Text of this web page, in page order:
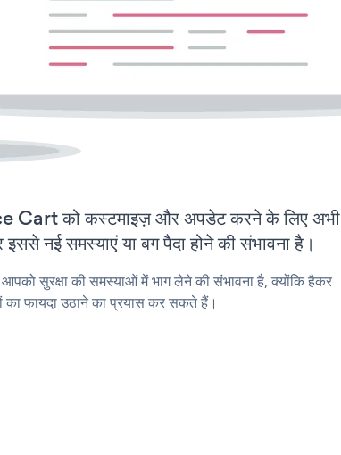
Cart को कस्टमाइज़ और अपडेट करने के लिए अभी
नई समस्याएं या बग पैदा होने की संभावना है।
सुरक्षा की समस्याओं में भाग लेने की संभावना है, क्योंकि हैकर
फायदा उठाने का प्रयास कर सकते हैं।